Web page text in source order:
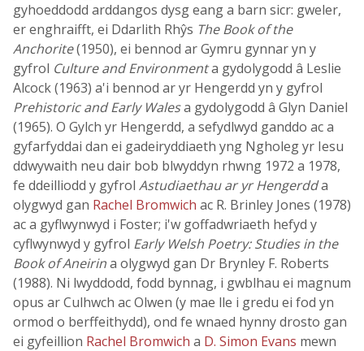
gyhoeddodd arddangos dysg eang a barn sicr: gweler,
er enghraifft, ei Ddarlith Rhŷs The Book of the
Anchorite(1950), ei bennod ar Gymru gynnar yn y
gyfrol Culture and Environmenta gydolygodd â Leslie
Alcock (1963) a'i bennod ar yr Hengerdd yn y gyfrol
Prehistoric and Early Walesa gydolygodd â Glyn Daniel
(1965). O Gylch yr Hengerdd, a sefydlwyd ganddo ac a
gyfarfyddai dan ei gadeiryddiaeth yng Ngholeg yr Iesu
ddwywaith neu dair bob blwyddyn rhwng 1972 a 1978,
fe ddeilliodd y gyfrol Astudiaethau ar yr Hengerdda
olygwyd gan Rachel Bromwich ac R. Brinley Jones (1978)
ac a gyflwynwyd i Foster; i'w goffadwriaeth hefyd y
cyflwynwyd y gyfrol Early Welsh Poetry: Studies in the
Book of Aneirina olygwyd gan Dr Brynley F. Roberts
(1988). Ni lwyddodd, fodd bynnag, i gwblhau ei magnum
opus ar Culhwch ac Olwen (y mae lle i gredu ei fod yn
ormod o berffeithydd), ond fe wnaed hynny drosto gan
ei gyfeillion Rachel Bromwich a D. Simon Evans mewn